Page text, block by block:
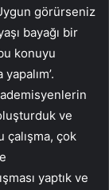
görürseniz
bayağı bir
konuyu
ve
çalışma, çok
yaptık ve